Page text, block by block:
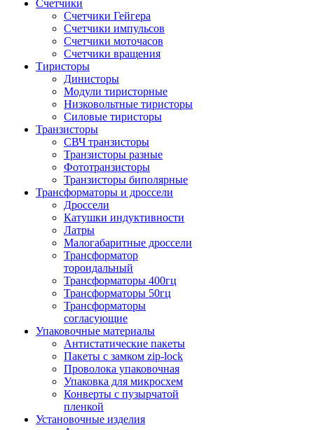
Счетчики
Счетчики Гейгера
Счетчики импульсов
Счетчики моточасов
Счетчики вращения
Тиристоры
Динисторы
Модули тиристорные
Низковольтные тиристоры
Силовые тиристоры
Транзисторы
СВЧ транзисторы
Транзисторы разные
Фототранзисторы
Транзисторы биполярные
Трансформаторы и дроссели
Дроссели
Катушки индуктивности
Латры
Малогабаритные дроссели
Трансформатор
тороидальный
Трансформаторы 400гц
Трансформаторы 50гц
Трансформаторы
согласующие
Упаковочные материалы
Антистатические пакеты
Пакеты с замком zip-lock
Проволока упаковочная
Упаковка для микросхем
Конверты с пузырчатой
пленкой
Установочные изделия